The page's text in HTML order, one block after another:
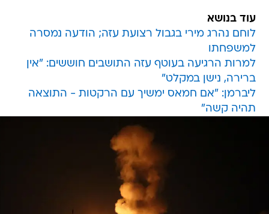
עוד בנושא
לוחם נהרג מירי בגבול רצועת עזה; הודעה נמסרה
למשפחתו
למרות הרגיעה בעוטף עזה התושבים חוששים: "אין
ברירה, נישן במקלט"
ליברמן: "אם חמאס ימשיך עם הרקטות - התוצאה
תהיה קשה"